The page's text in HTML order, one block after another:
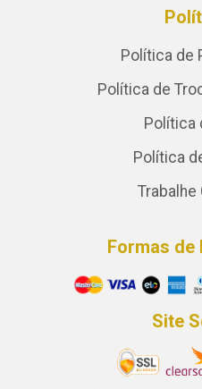
Política de
Política de
Política
Política
Formas de
Site